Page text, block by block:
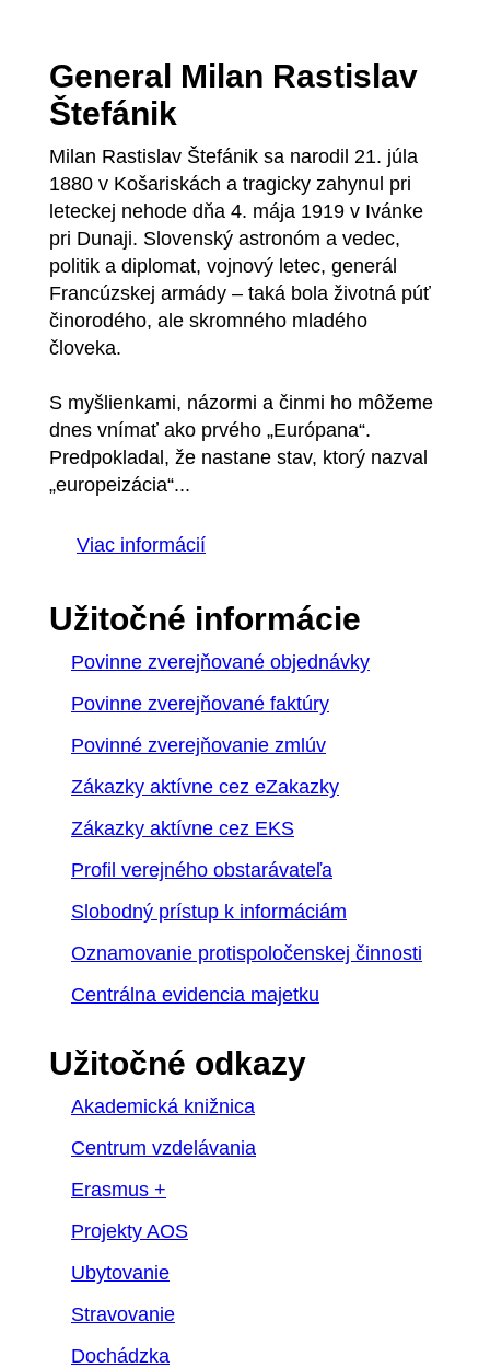
General Milan Rastislav
Štefánik
Milan Rastislav Štefánik sa narodil 21. júla
1880 v Košariskách a tragicky zahynul pri
leteckej nehode dňa 4. mája 1919 v Ivánke
pri Dunaji. Slovenský astronóm a vedec,
politik a diplomat, vojnový letec, generál
Francúzskej armády – taká bola životná púť
činorodého, ale skromného mladého
človeka.
S myšlienkami, názormi a činmi ho môžeme
dnes vnímať ako prvého „Európana“.
Predpokladal, že nastane stav, ktorý nazval
„europeizácia“...
Viac informácií
Užitočné informácie
Povinne zverejňované objednávky
Povinne zverejňované faktúry
Povinné zverejňovanie zmlúv
Zákazky aktívne cez eZakazky
Zákazky aktívne cez EKS
Profil verejného obstarávateľa
Slobodný prístup k informáciám
Oznamovanie protispoločenskej činnosti
Centrálna evidencia majetku
Užitočné odkazy
Akademická knižnica
Centrum vzdelávania
Erasmus +
Projekty AOS
Ubytovanie
Stravovanie
Dochádzka